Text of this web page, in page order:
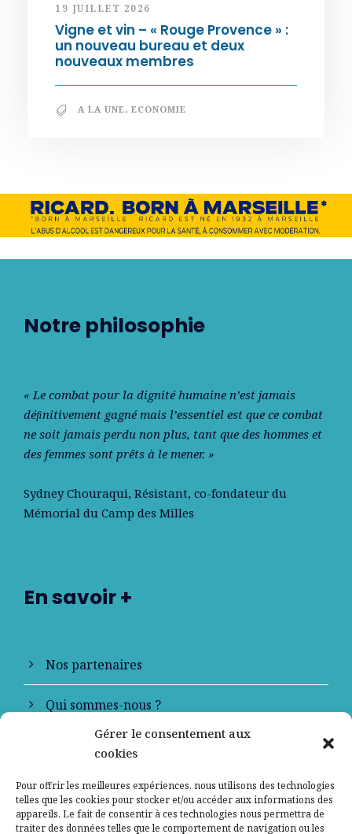
Gérer le consentement aux
cookies
Pour offrir les meilleures expériences, nous utilisons des technologies
telles que les cookies pour stocker et/ou accéder aux informations des
appareils. Le fait de consentir à ces technologies nous permettra de
traiter des données telles que le comportement de navigation ou les
19 JUILLET 2026
Vigne et vin – « Rouge Provence » :
un nouveau bureau et deux
nouveaux membres
A LA UNE, ECONOMIE
Notre philosophie
« Le combat pour la dignité humaine n’est jamais
déﬁnitivement gagné mais l’essentiel est que ce combat
ne soit jamais perdu non plus, tant que des hommes et
des femmes sont prêts à le mener. »
Sydney Chouraqui, Résistant, co-fondateur du
Mémorial du Camp des Milles
En savoir +
Nos partenaires
Qui sommes-nous ?
Contactez-nous
Mentions légales
Politique de confidentialité